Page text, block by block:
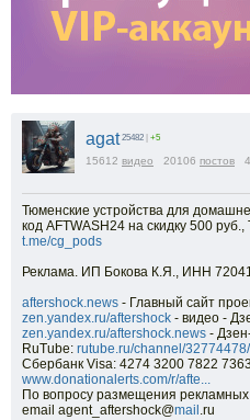
agat 25482 +5
15612 видео 20106 постов
Тюменские устройства для
код AFTWASH24 на скидку 500
t.me/cg_pods
Реклама. ИП Бокова К.Я., ИНН
aftershock.news - Главный сайт
zen.yandex.ru/aftershock - видео -
zen.yandex.ru/aftershock.news -
RuTube: rutube.ru/channel/32774478/
Сбербанк Visa: 4274 3200 7822 7363
www.donationalerts.com/r/afte...
По вопросу размещения
email agent_aftershock@mail .ru